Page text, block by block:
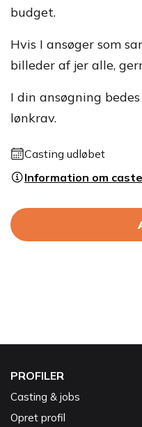
budget.
Hvis I ansøger som
billeder af jer alle,
I din ansøgning
lønkrav.
Casting udløbet
Information om
PROFILER
Casting & jobs
Opret profil